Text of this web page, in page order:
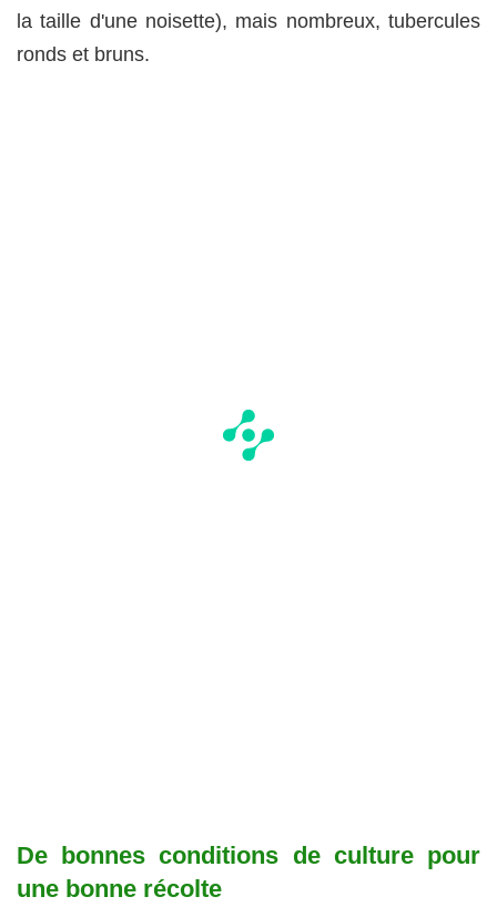
la taille d'une noisette), mais nombreux, tubercules
ronds et bruns.
De bonnes conditions de culture pour
une bonne récolte